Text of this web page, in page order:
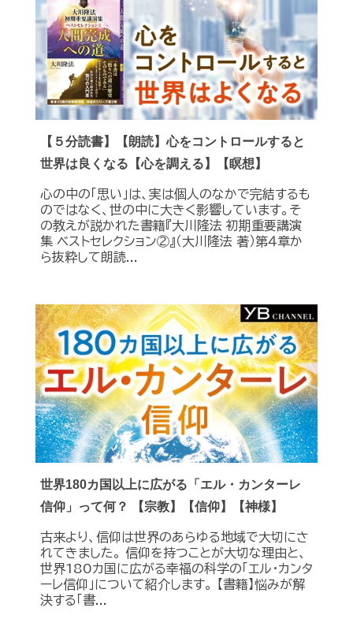
【５分読書】【朗読】心をコントロールすると
世界は良くなる【心を調える】【瞑想】
心の中の「思い」は、実は個人のなかで完結するも
のではなく、世の中に大きく影響しています。そ
の教えが説かれた書籍『大川隆法 初期重要講演
集 ベストセレクション②』（大川隆法 著）第４章か
ら抜粋して朗読...
世界180カ国以上に広がる「エル・カンターレ
信仰」って何？ 【宗教】【信仰】【神様】
古来より、信仰は世界のあらゆる地域で大切にさ
れてきました。 信仰を持つことが大切な理由と、
世界180カ国に広がる幸福の科学の「エル・カンタ
ーレ信仰」について紹介します。 【書籍】悩みが解
決する「書...